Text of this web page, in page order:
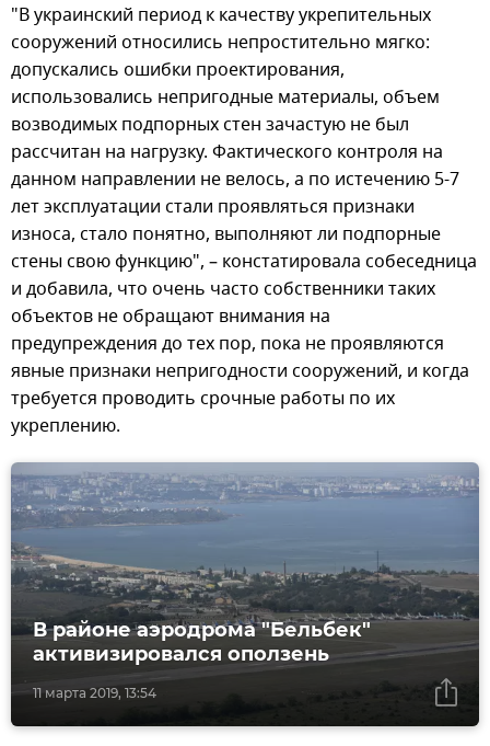
"В украинский период к качеству укрепительных
сооружений относились непростительно мягко:
допускались ошибки проектирования,
использовались непригодные материалы, объем
возводимых подпорных стен зачастую не был
рассчитан на нагрузку. Фактического контроля на
данном направлении не велось, а по истечению 5-7
лет эксплуатации стали проявляться признаки
износа, стало понятно, выполняют ли подпорные
стены свою функцию", – констатировала собеседница
и добавила, что очень часто собственники таких
объектов не обращают внимания на
предупреждения до тех пор, пока не проявляются
явные признаки непригодности сооружений, и когда
требуется проводить срочные работы по их
укреплению.
11 марта 2019, 13:54
В районе аэродрома "Бельбек"
активизировался оползень